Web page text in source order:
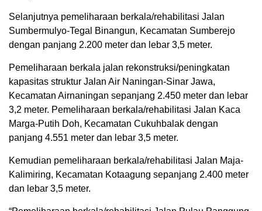
Selanjutnya pemeliharaan berkala/rehabilitasi Jalan
Sumbermulyo-Tegal Binangun, Kecamatan Sumberejo
dengan panjang 2.200 meter dan lebar 3,5 meter.
Pemeliharaan berkala jalan rekonstruksi/peningkatan
kapasitas struktur Jalan Air Naningan-Sinar Jawa,
Kecamatan Airnaningan sepanjang 2.450 meter dan lebar
3,2 meter. Pemeliharaan berkala/rehabilitasi Jalan Kaca
Marga-Putih Doh, Kecamatan Cukuhbalak dengan
panjang 4.551 meter dan lebar 3,5 meter.
Kemudian pemeliharaan berkala/rehabilitasi Jalan Maja-
Kalimiring, Kecamatan Kotaagung sepanjang 2.400 meter
dan lebar 3,5 meter.